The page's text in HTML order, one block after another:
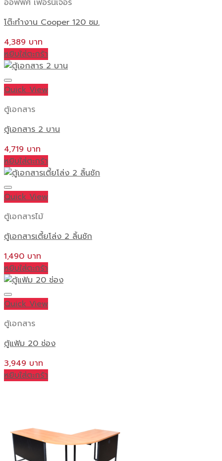
ออฟฟิศ เฟอร์นิเจอร์
โต๊ะทำงาน Cooper 120 ซม.
4,389
หยิบใส่ตะกร้า
Quick View
ตู้เอกสาร
ตู้เอกสาร 2 บาน
4,719
หยิบใส่ตะกร้า
Quick View
ตู้เอกสารไม้
ตู้เอกสารเตี้ยโล่ง 2 ลิ้นชัก
1,490
หยิบใส่ตะกร้า
Quick View
ตู้เอกสาร
ตู้แฟ้ม 20 ช่อง
3,949
หยิบใส่ตะกร้า